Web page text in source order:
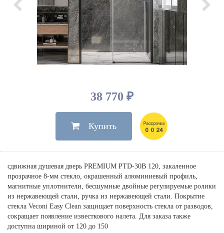
Для ванны
Для душа
Для биде
Для кухни
Напольные для ванны и
настенные для раковины
принадлежности
Душевые лейки, шланги
Встроенный верхний душ
Встроенные смесители для душа
Внутренние части
Электрические
Комплектующие
Мыльницы
Стаканы
Полки
Полотенцедержатели
Инсталляции, клавиши
Для унитазов
Для раковин, биде, писсуаров
Клавиши смыва
Светильники
Золото, бронза
38 770 ₽
Купить
сдвижная душевая дверь PREMIUM PTD-30B 120, закаленное
прозрачное 8-мм стекло, окрашенный алюминиевый профиль,
магнитные уплотнители, бесшумные двойные регулируемые ролики
из нержавеющей стали, ручка из нержавеющей стали. Покрытие
стекла Veconi Easy Clean защищает поверхность стекла от разводов,
сокращает появление известкового налета. Для заказа также
доступна шириной от 120 до 150